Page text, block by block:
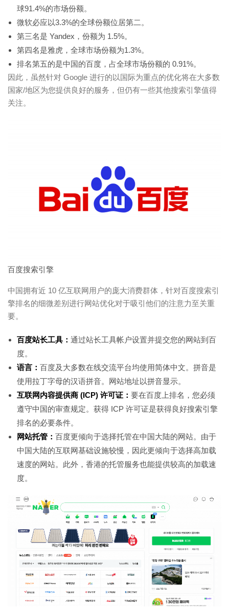
球91.4%的市场份额。
微软必应以3.3%的全球份额位居第二。
第三名是 Yandex，份额为 1.5%。
第四名是雅虎，全球市场份额为1.3%。
排名第五的是中国的百度，占全球市场份额的 0.91%。
因此，虽然针对 Google 进行的以国际为重点的优化将在大多数
国家/地区为您提供良好的服务，但仍有一些其他搜索引擎值得
关注。
百度搜索引擎
中国拥有近 10 亿互联网用户的庞大消费群体，针对百度搜索引
擎排名的细微差别进行网站优化对于吸引他们的注意力至关重
要。
百度站长工具： 通过站长工具帐户设置并提交您的网站到百
度。
语言： 百度及大多数在线交流平台均使用简体中文。拼音是
使用拉丁字母的汉语拼音。网站地址以拼音显示。
互联网内容提供商 (ICP) 许可证： 要在百度上排名，您必须
遵守中国的审查规定。获得 ICP 许可证是获得良好搜索引擎
排名的必要条件。
网站托管： 百度更倾向于选择托管在中国大陆的网站。由于
中国大陆的互联网基础设施较慢，因此更倾向于选择高加载
速度的网站。此外，香港的托管服务也能提供较高的加载速
度。